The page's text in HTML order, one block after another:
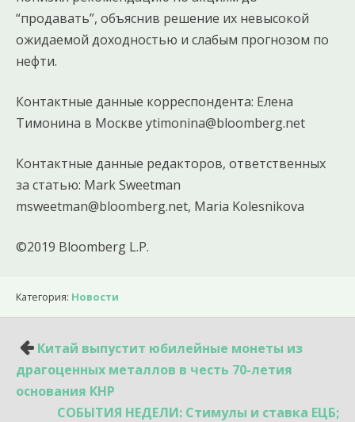
“продавать”, объяснив решение их невысокой
ожидаемой доходностью и слабым прогнозом по
нефти.
Контактные данные корреспондента: Елена
Тимонина в Москве ytimonina@bloomberg.net
Контактные данные редакторов, ответственных
за статью: Mark Sweetman
msweetman@bloomberg.net, Maria Kolesnikova
©2019 Bloomberg L.P.
Категория: Новости
Навигация
по
записям
Китай выпустит юбилейные монеты из
драгоценных металлов в честь 70-летия
основания КНР
СОБЫТИЯ НЕДЕЛИ: Стимулы и ставка ЕЦБ;